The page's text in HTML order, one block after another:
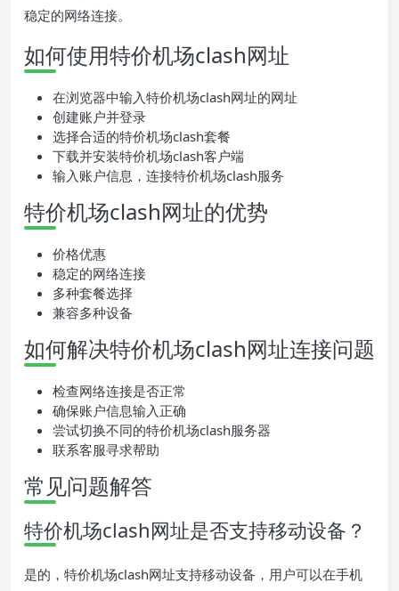
稳定的网络连接。
如何使用特价机场clash网址
在浏览器中输入特价机场clash网址的网址
创建账户并登录
选择合适的特价机场clash套餐
下载并安装特价机场clash客户端
输入账户信息，连接特价机场clash服务
特价机场clash网址的优势
价格优惠
稳定的网络连接
多种套餐选择
兼容多种设备
如何解决特价机场clash网址连接问题
检查网络连接是否正常
确保账户信息输入正确
尝试切换不同的特价机场clash服务器
联系客服寻求帮助
常见问题解答
特价机场clash网址是否支持移动设备？
是的，特价机场clash网址支持移动设备，用户可以在手机